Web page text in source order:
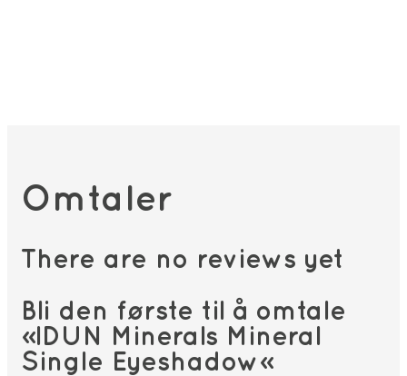
Omtaler
There are no reviews yet
Bli den første til å omtale
«IDUN Minerals Mineral
Single Eyeshadow»